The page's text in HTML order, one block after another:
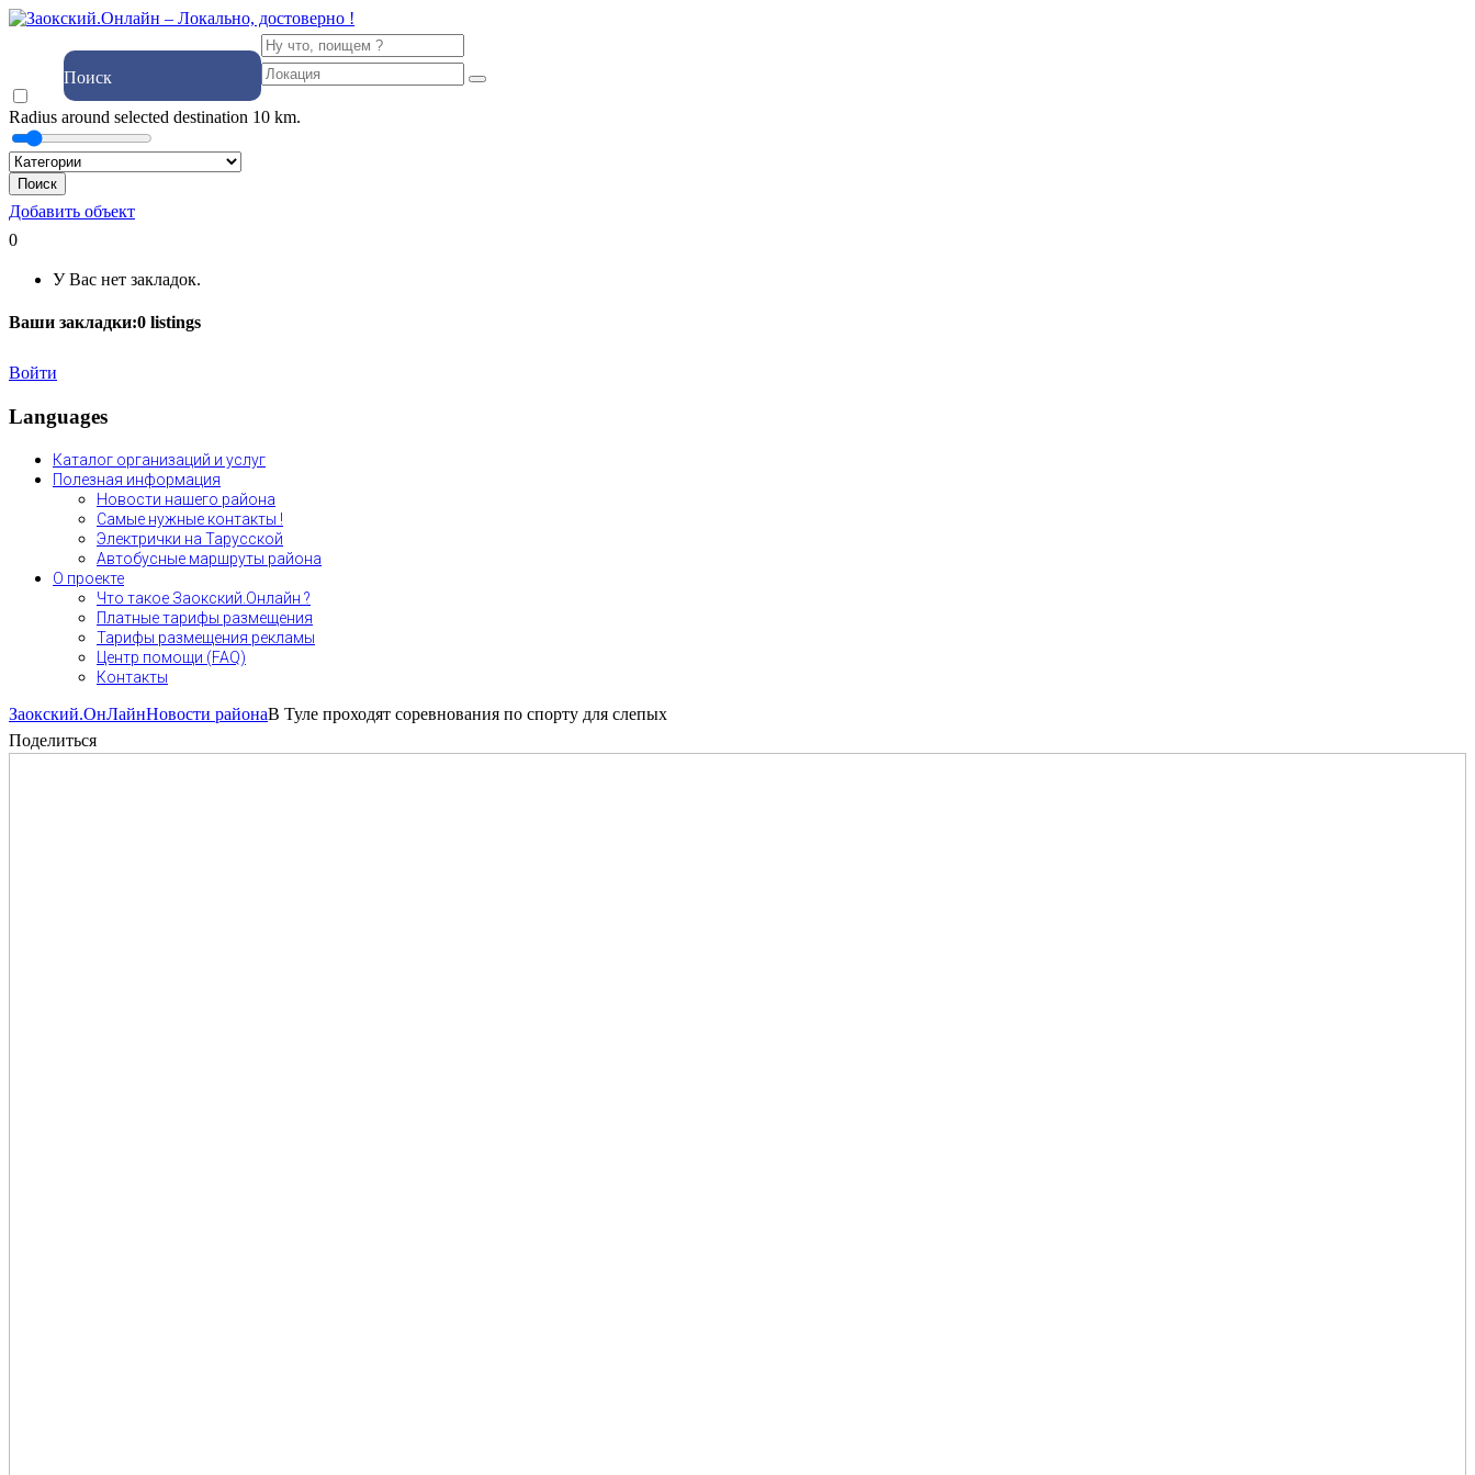
Поиск
Radius around selected destination 10 km.
Поиск
Добавить объект
0
У Вас нет закладок.
Ваши закладки:0 listings
Войти
Languages
Каталог организаций и услуг
Полезная информация
Новости нашего района
Самые нужные контакты !
Электрички на Тарусской
Автобусные маршруты района
О проекте
Что такое Заокский.Онлайн ?
Платные тарифы размещения
Тарифы размещения рекламы
Центр помощи (FAQ)
Контакты
Заокский.ОнЛайнНовости районаВ Туле проходят соревнования по спорту для слепых
Поделиться